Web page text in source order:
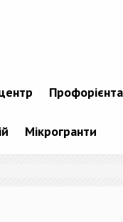
Мікрогранти